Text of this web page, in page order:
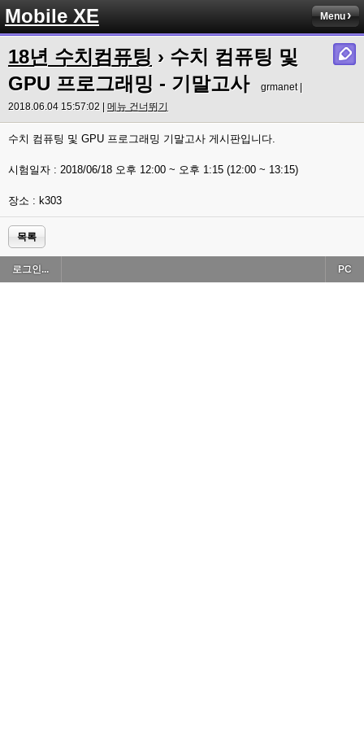
Mobile XE Menu
18년 수치컴퓨팅 › 수치 컴퓨팅 및
GPU 프로그래밍 - 기말고사
grmanet |
2018.06.04 15:57:02 | 메뉴 건너뛰기
수치 컴퓨팅 및 GPU 프로그래밍 기말고사 게시판입니다.
시험일자 : 2018/06/18 오후 12:00 ~ 오후 1:15 (12:00 ~ 13:15)
장소 : k303
목록
로그인... PC